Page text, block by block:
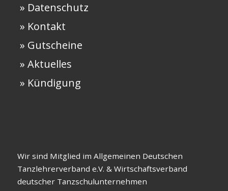
» Datenschutz
» Kontakt
» Gutscheine
» Aktuelles
» Kündigung
Wir sind Mitglied im Allgemeinen Deutschen
Tanzlehrerverband e.V. & Wirtschaftsverband
deutscher Tanzschulunternehmen